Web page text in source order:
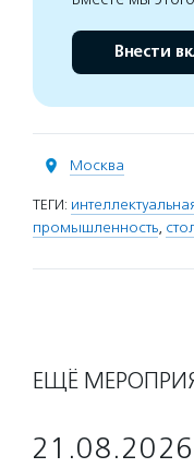
Внести
Москва
ТЕГИ:
промышленность,
ЕЩЁ
21.08.2026